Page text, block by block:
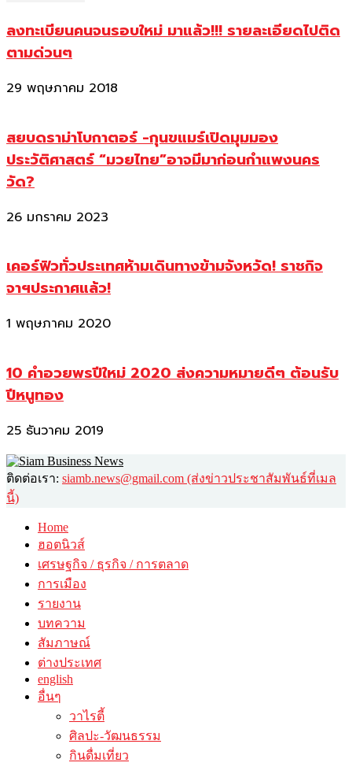
ลงทะเบียนคนจนรอบใหม่ มาแล้ว!!! รายละเอียดไปติด
ตามด่วนๆ
29 พฤษภาคม 2018
สยบดราม่าโบกาตอร์ -กุนขแมร์เปิดมุมมอง
ประวัติศาสตร์ “มวยไทย”อาจมีมาก่อนกำแพงนคร
วัด?
26 มกราคม 2023
เคอร์ฟิวทั่วประเทศห้ามเดินทางข้ามจังหวัด! ราชกิจ
จาฯประกาศแล้ว!
1 พฤษภาคม 2020
10 คำอวยพรปีใหม่ 2020 ส่งความหมายดีๆ ต้อนรับ
ปีหนูทอง
25 ธันวาคม 2019
ติดต่อเรา: siamb.news@gmail.com (ส่งข่าวประชาสัมพันธ์ที่เมล
นี้)
Home
ฮอตนิวส์
เศรษฐกิจ / ธุรกิจ / การตลาด
การเมือง
รายงาน
บทความ
สัมภาษณ์
ต่างประเทศ
english
อื่นๆ
วาไรตี้
ศิลปะ-วัฒนธรรม
กินดื่มเที่ยว